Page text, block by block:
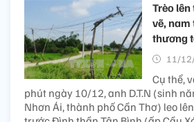
Trèo
vẽ, nam
thương
11/
Cụ thể,
phút ngày 10/12, anh D.T.N (sinh
Nhơn Ái, thành phố Cần Thơ) leo